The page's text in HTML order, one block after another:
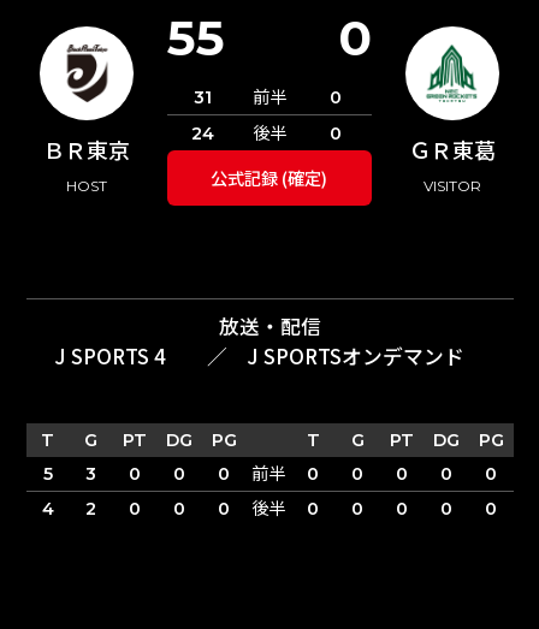
ＢＲ東京
HOST
ＧＲ東葛
VISITOR
55 0
31 前半
0
24
後半 0
公式記録 (確定)
放送・配信
J SPORTS 4
／ J SPORTSオンデマンド
T G PT DG PG T G PT DG
PG
5
3 0 0 0 前半 0 0 0 0
0
4
2 0 0 0 後半 0 0 0 0 0